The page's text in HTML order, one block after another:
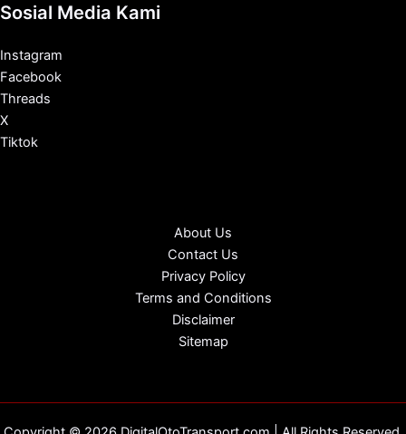
Sosial Media Kami
Instagram
Facebook
Threads
X
Tiktok
About Us
Contact Us
Privacy Policy
Terms and Conditions
Disclaimer
Sitemap